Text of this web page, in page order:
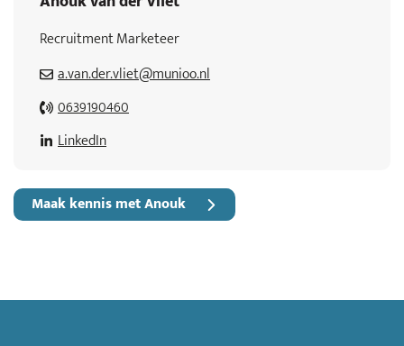
Recruitment Marketeer
a.van.der.vliet@munioo.nl
0639190460
LinkedIn
Maak kennis met Anouk